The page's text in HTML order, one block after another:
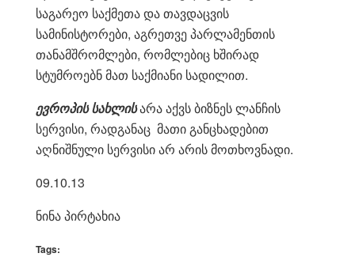
საგარეო საქმეთა და თავდაცვის
სამინისტორები, აგრეთვე პარლამენთის
თანამშრომლები, რომლებიც ხშირად
სტუმროებნ მათ საქმიანი სადილით.
ევროპის სახლისარა აქვს ბიზნეს ლანჩის
სერვისი, რადგანაც მათი განცხადებით
აღნიშნული სერვისი არ არის მოთხოვნადი.
09.10.13
ნინა პირტახია
Tags: